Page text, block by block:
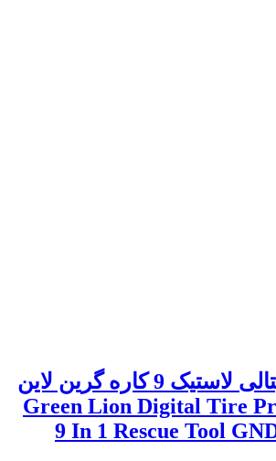
گیج فشار دیجیتالی لاستیک 9 کاره گرین لاین
Green Lion Digital Tire
9 In 1 Rescue Tool